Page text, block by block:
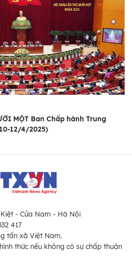
MỘT Ban Chấp hành Trung
12/4/2025)
- Cửa Nam - Hà Nội
417
tấn xã Việt Nam.
thức nếu không có sự chấp thuận